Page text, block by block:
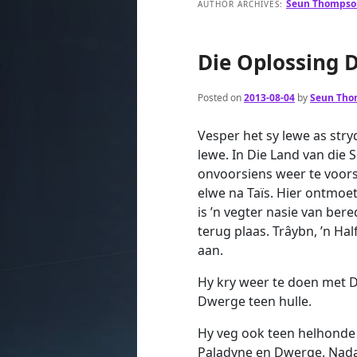
AUTHOR ARCHIVES: Seun
Die Oplossing
Posted on2013-08-04 bySeun
Vesper het sy lewe as
lewe. In Die Land van die
onvoorsiens weer te
elwe na Taïs. Hier
is ’n vegter nasie van
terug plaas. Trâybn, ’n
aan.
Hy kry weer te doen met
Dwerge teen hulle.
Hy veg ook teen
Paladyne en Dwerge.